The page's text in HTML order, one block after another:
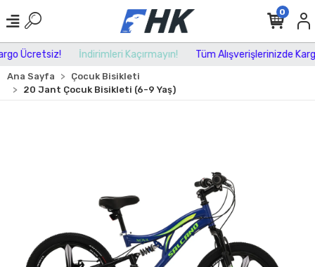
Ücretsiz! İndirimleri Kaçırmayın! Tüm Alışverişlerinizde
0
Ana Sayfa
Çocuk Bisikleti
20 Jant Çocuk Bisikleti (6-9 Yaş)